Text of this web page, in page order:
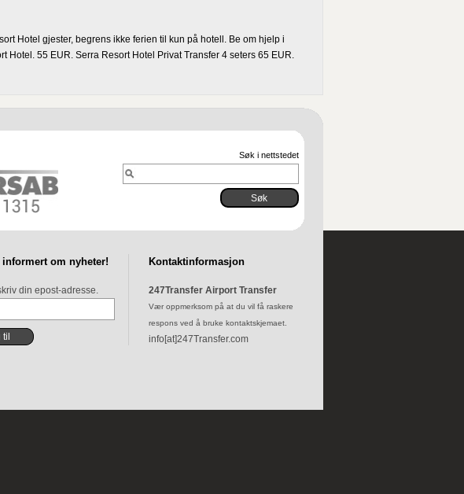
Hotel gjester, begrens ikke ferien til kun på hotell. Be om hjelp i
55 EUR. Serra Resort Hotel Privat Transfer 4 seters 65 EUR.
Søk i nettstedet
informert om nyheter!
din epost-adresse.
Kontaktinformasjon
247Transfer Airport Transfer
Vær oppmerksom på at du vil få raskere
respons ved å bruke kontaktskjemaet.
info[at]247Transfer.com